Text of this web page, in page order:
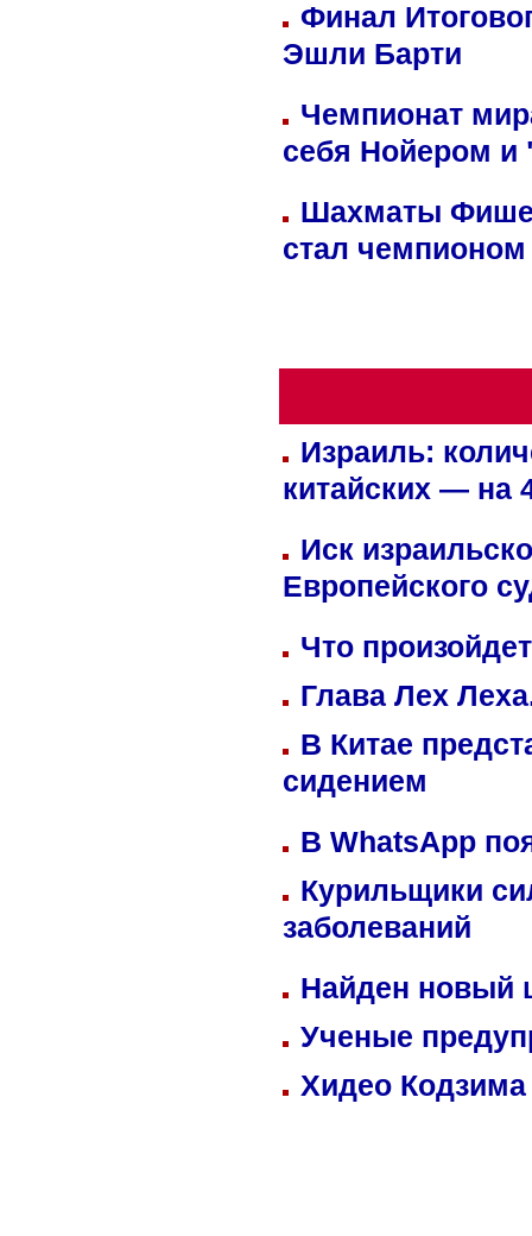
Финал
Эшли Барти
Чемпионат
себя Нойером и
Шахматы
стал
Израиль:
китайских — на
Иск
Европейского
Что
Глава Лех
В Китае
сидением
В WhatsApp
Курильщики
заболеваний
Найден
Ученые
Хидео